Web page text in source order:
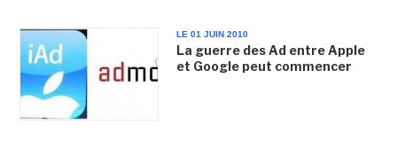
LE 01 JUIN 2010
La guerre des Ad entre Apple
et Google peut commencer